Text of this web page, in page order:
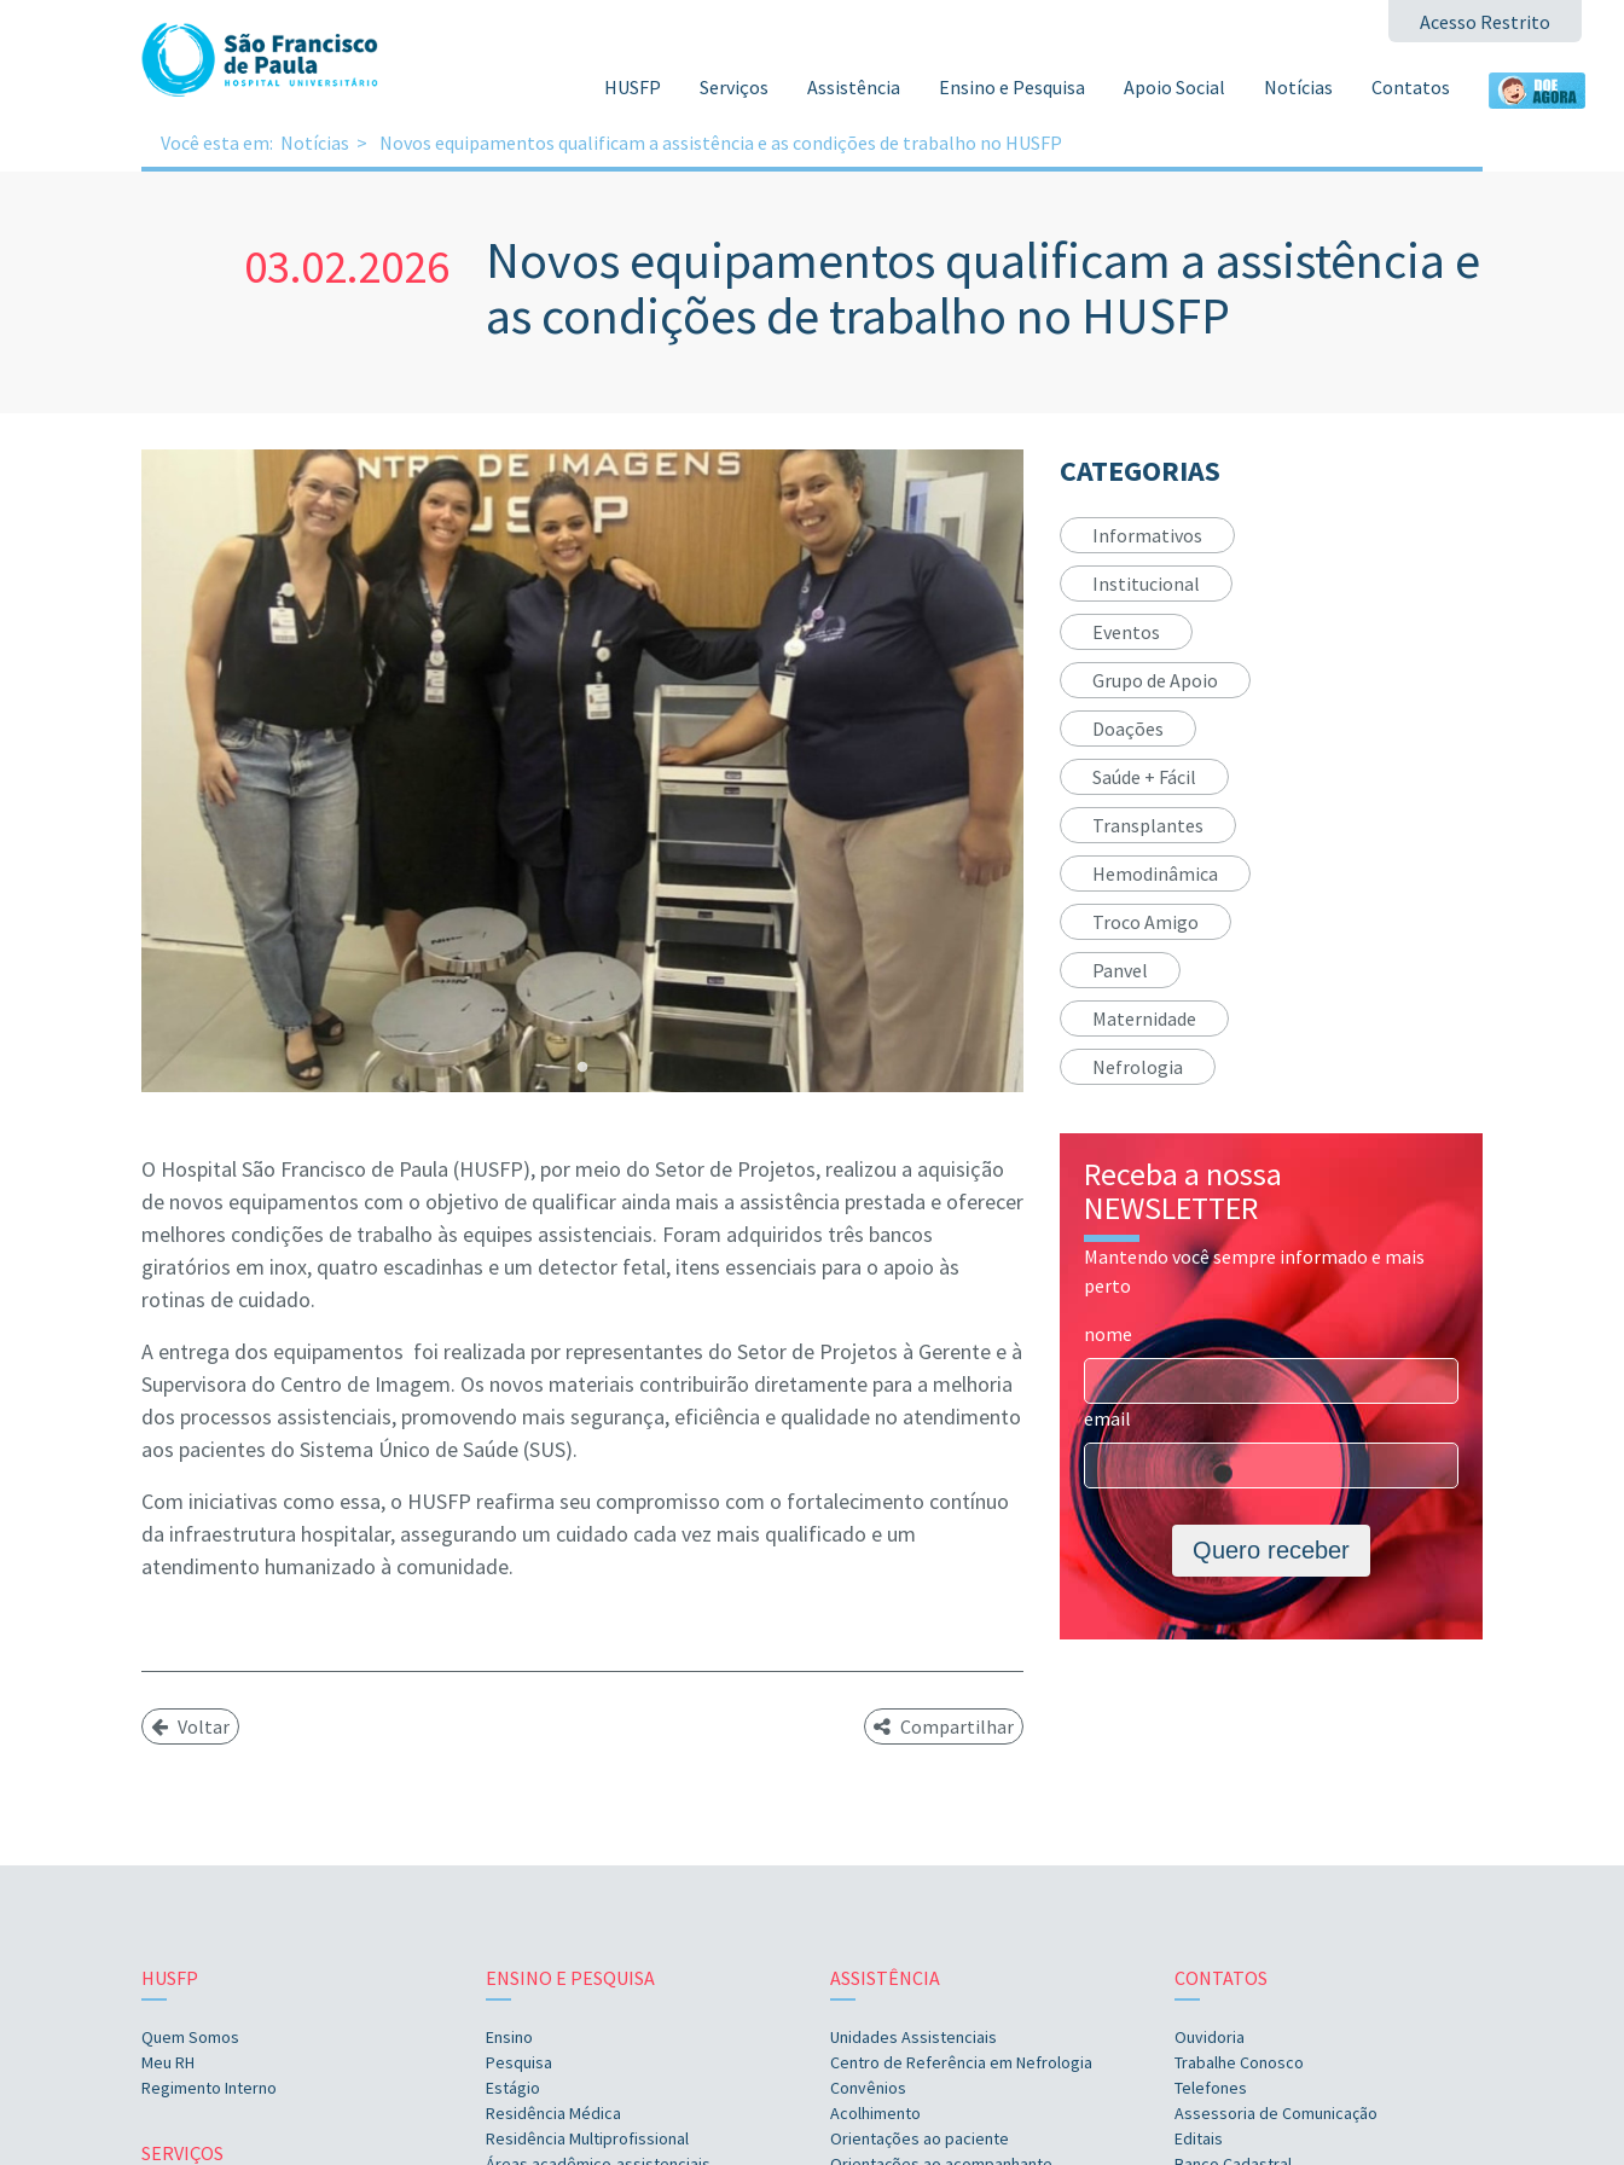
HUSFP Serviços Assistência Ensino e Pesquisa Apoio Social Notícias Contatos
Acesso Restrito
Você esta em: Notícias Novos equipamentos qualificam a assistência e as condições de trabalho no HUSFP
03.02.2026
Novos equipamentos qualificam a assistência e
as condições de trabalho no HUSFP
O Hospital São Francisco de Paula (HUSFP), por meio do Setor de Projetos, realizou a aquisição
de novos equipamentos com o objetivo de qualificar ainda mais a assistência prestada e oferecer
melhores condições de trabalho às equipes assistenciais. Foram adquiridos três bancos
giratórios em inox, quatro escadinhas e um detector fetal, itens essenciais para o apoio às
rotinas de cuidado.
A entrega dos equipamentos foi realizada por representantes do Setor de Projetos à Gerente e à
Supervisora do Centro de Imagem. Os novos materiais contribuirão diretamente para a melhoria
dos processos assistenciais, promovendo mais segurança, eficiência e qualidade no atendimento
aos pacientes do Sistema Único de Saúde (SUS).
Com iniciativas como essa, o HUSFP reafirma seu compromisso com o fortalecimento contínuo
da infraestrutura hospitalar, assegurando um cuidado cada vez mais qualificado e um
atendimento humanizado à comunidade.
Voltar Compartilhar
CATEGORIAS
Informativos
Institucional
Eventos
Grupo de Apoio
Doações
Saúde + Fácil
Transplantes
Hemodinâmica
Troco Amigo
Panvel
Maternidade
Nefrologia
Receba a nossa
NEWSLETTER
Mantendo você sempre informado e mais
perto
nome
email
Quero receber
HUSFP
Quem Somos
Meu RH
Regimento Interno
SERVIÇOS
ENSINO E PESQUISA
Ensino
Pesquisa
Estágio
Residência Médica
Residência Multiprofissional
ASSISTÊNCIA
Unidades Assistenciais
Centro de Referência em Nefrologia
Convênios
Acolhimento
Orientações ao paciente
CONTATOS
Ouvidoria
Trabalhe Conosco
Telefones
Assessoria de Comunicação
Editais